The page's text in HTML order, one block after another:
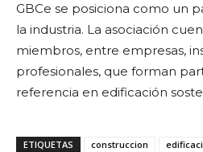
GBCe se posiciona como un
la industria. La asociación
miembros, entre empresas,
profesionales, que forman
referencia en edificación
ETIQUETAS construccion